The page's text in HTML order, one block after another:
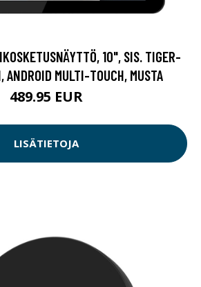
10", SIS. TIGER-
ANDROID MULTI-TOUCH, MUSTA
489.95 EUR
LISÄTIETOJA